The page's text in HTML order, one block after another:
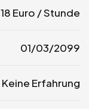
18 Euro / Stunde
01/03/2099
Keine Erfahrung